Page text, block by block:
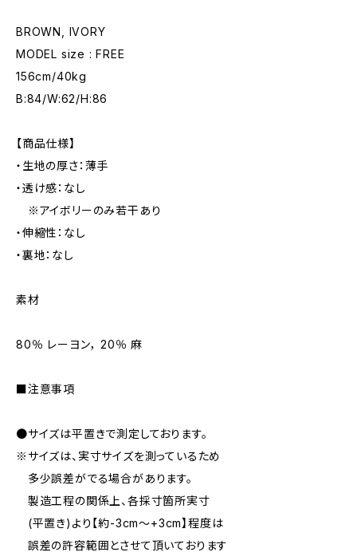
BROWN, IVORY
MODEL size : FREE
156cm/40kg
B:84/W:62/H:86
【商品仕様】
・生地の厚さ：薄手
・透け感：なし
※アイボリーのみ若干あり
・伸縮性：なし
・裏地：なし
素材
80％ レーヨン， 20％ 麻
■注意事項
●サイズは平置きで測定しております。
※サイズは、実寸サイズを測っているため
多少誤差がでる場合があります。
製造工程の関係上、各採寸箇所実寸
(平置き)より【約-3cm〜+3cm】程度は
誤差の許容範囲とさせて頂いております